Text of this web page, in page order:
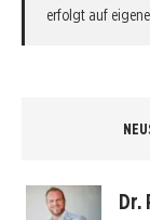
erfolgt auf
Dr.